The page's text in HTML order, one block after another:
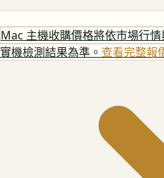
Mac 主機收購價格將依市場行
實機檢測結果為準。 查看完整報